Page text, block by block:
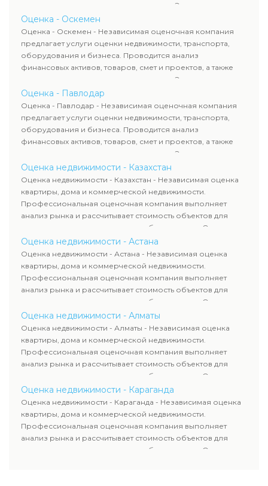
оценка животных и недропользования. Эксперты
определяют рыночную стоимость имущества и
рассчитывают ущерб. Все отчеты соответствуют
требованиям законодательства и используются для
сделок, кредитования и судебных процессов.
Оценка - Оскемен
Оценка - Оскемен - Независимая оценочная компания
предлагает услуги оценки недвижимости, транспорта,
оборудования и бизнеса. Проводится анализ
финансовых активов, товаров, смет и проектов, а также
оценка животных и недропользования. Эксперты
определяют рыночную стоимость имущества и
рассчитывают ущерб. Все отчеты соответствуют
требованиям законодательства и используются для
сделок, кредитования и судебных процессов.
Оценка - Павлодар
Оценка - Павлодар - Независимая оценочная компания
предлагает услуги оценки недвижимости, транспорта,
оборудования и бизнеса. Проводится анализ
финансовых активов, товаров, смет и проектов, а также
оценка животных и недропользования. Эксперты
определяют рыночную стоимость имущества и
рассчитывают ущерб. Все отчеты соответствуют
требованиям законодательства и используются для
сделок, кредитования и судебных процессов.
Оценка недвижимости - Казахстан
Оценка недвижимости - Казахстан - Независимая оценка
квартиры, дома и коммерческой недвижимости.
Профессиональная оценочная компания выполняет
анализ рынка и рассчитывает стоимость объектов для
продажи, ипотеки, аренды и судебных споров. Оценка
недвижимости включает современные методы и
гарантирует объективные результаты. Отчеты
используются для банков, судов и страховых компаний по
всему Казахстану.
Оценка недвижимости - Астана
Оценка недвижимости - Астана - Независимая оценка
квартиры, дома и коммерческой недвижимости.
Профессиональная оценочная компания выполняет
анализ рынка и рассчитывает стоимость объектов для
продажи, ипотеки, аренды и судебных споров. Оценка
недвижимости включает современные методы и
гарантирует объективные результаты. Отчеты
используются для банков, судов и страховых компаний по
всему Казахстану.
Оценка недвижимости - Алматы
Оценка недвижимости - Алматы - Независимая оценка
квартиры, дома и коммерческой недвижимости.
Профессиональная оценочная компания выполняет
анализ рынка и рассчитывает стоимость объектов для
продажи, ипотеки, аренды и судебных споров. Оценка
недвижимости включает современные методы и
гарантирует объективные результаты. Отчеты
используются для банков, судов и страховых компаний по
всему Казахстану.
Оценка недвижимости - Караганда
Оценка недвижимости - Караганда - Независимая оценка
квартиры, дома и коммерческой недвижимости.
Профессиональная оценочная компания выполняет
анализ рынка и рассчитывает стоимость объектов для
продажи, ипотеки, аренды и судебных споров. Оценка